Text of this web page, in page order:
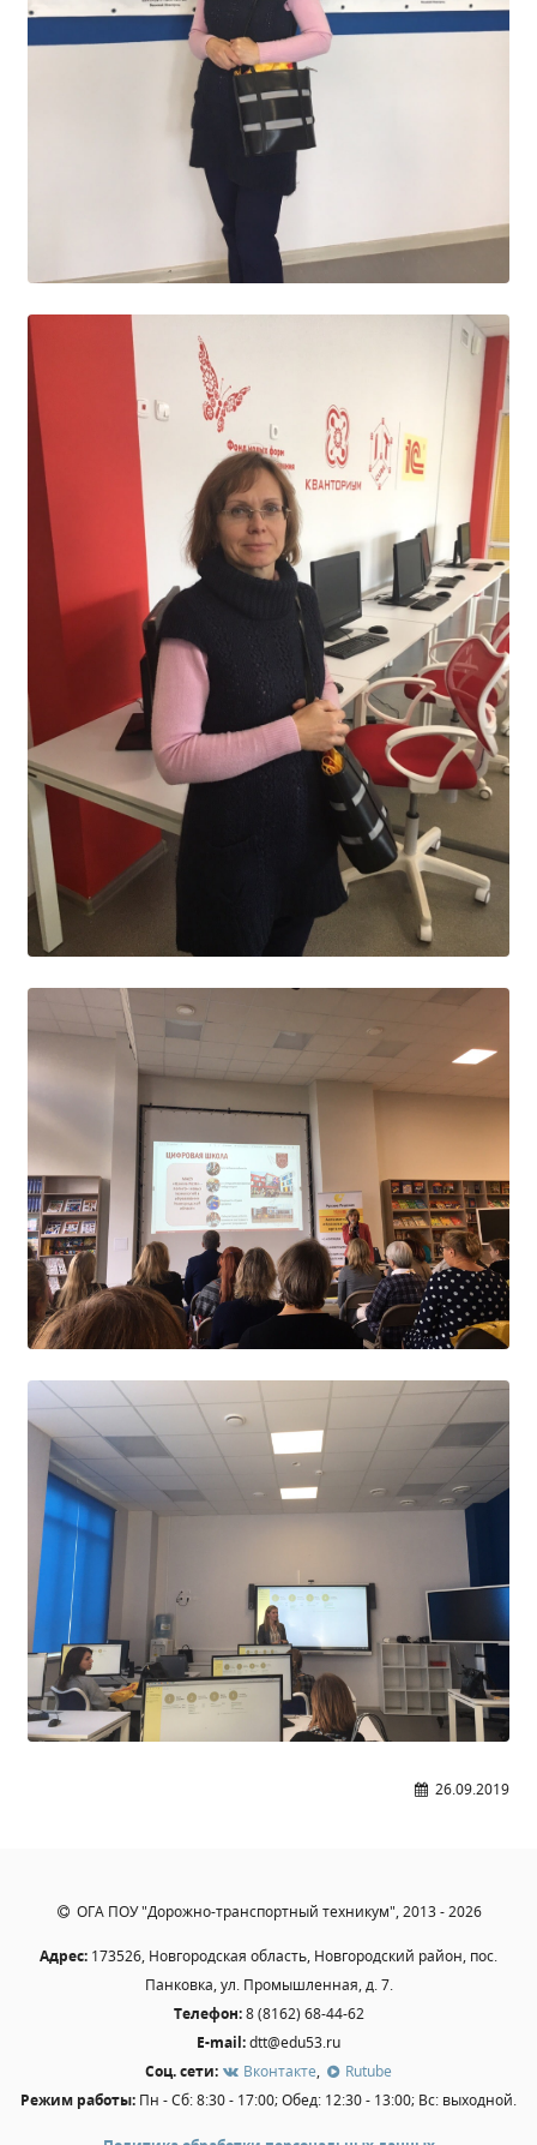
Образование
Образовательные стандарты и требования
Педагогический состав
Материально-техническое обеспечение и
оснащенность образовательного процесса.
Стипендии и меры поддержки обучающихся
Платные образовательные услуги
Финансово-хозяйственная деятельность
Вакантные места для приёма (перевода)
Международное сотрудничество
Организация питания в образовательной
организации
УЧЕБНАЯ РАБОТА
Расписание занятий
Заочное отделение
Локальные акты
ВОСПИТАТЕЛЬНАЯ РАБОТА
Безопасность на железной дороге
ГТО
Дополнительное образование
Информационная безопасность
Информация для детей-сирот
Памятные даты военной истории
Пожарная безопасность
Программа воспитания
Противодействие терроризму
Профилактическая работа
Работа педагога-психолога
Студенческий совет
Студенческий спортивный клуб
МЕТОДИЧЕСКАЯ РАБОТА
В помощь педагогам и мастерам ПО
ПРОЧЕЕ
История нашего техникума
Фотографии техникума
ПОЛЕЗНЫЕ ССЫЛКИ
Министерство науки и высшего образования
РФ
Главное управление по контролю за оборотом
наркотиков
Общероссийская база вакансий "Работа в
России"
Сбербанк Онлайн - оплачивайте
образовательные услуги
26.09.2019
ОГА ПОУ "Дорожно-транспортный техникум", 2013 - 2026
Адрес: 173526, Новгородская область, Новгородский район, пос.
Панковка, ул. Промышленная, д. 7.
Телефон:8 (8162) 68-44-62
E-mail:dtt@edu53.ru
Соц. сети:
Вконтакте,
Rutube
Режим работы: Пн - Сб: 8:30 - 17:00; Обед: 12:30 - 13:00; Вс: выходной.